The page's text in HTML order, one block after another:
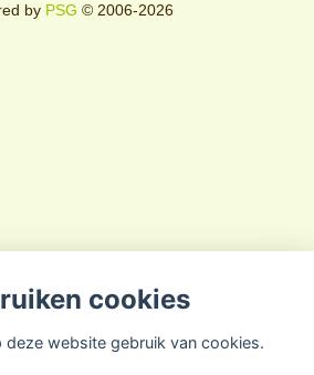
by PSG © 2006-2026
cookies
deze website gebruik van cookies.